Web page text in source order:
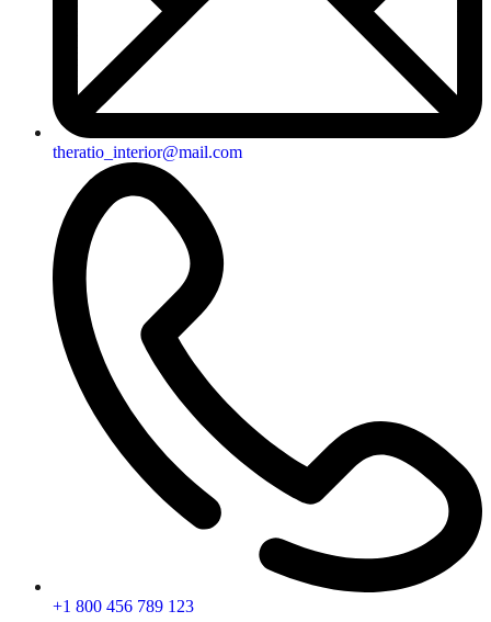
theratio_interior@mail.com
+1 800 456 789 123